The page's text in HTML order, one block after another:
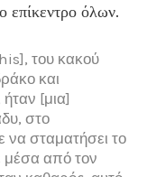
επίκεντρο όλων.
του κακού
και
[μια]
στο
σταματήσει το
μέσα από τον